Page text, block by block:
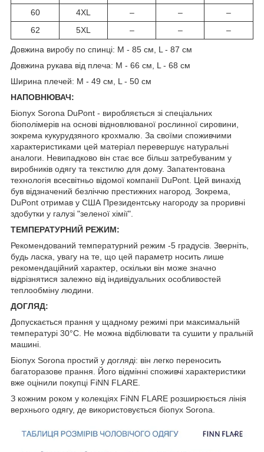
60
4XL – –
–
62
5XL – – –
Довжина виробу по спинці: M - 85 см, L - 87 см
Довжина рукава від плеча: M - 66 см, L - 68 см
Ширина плечей: M - 49 см, L - 50 см
НАПОВНЮВАЧ:
Біопух Sorona DuPont - виробляється зі спеціальних
біополімерів на основі відновлюваної рослинної сировини,
зокрема кукурудзяного крохмалю. За своїми споживчими
характеристиками цей матеріал перевершує натуральні
аналоги. Невипадково він стає все більш затребуваним у
виробників одягу та текстилю для дому. Запатентована
технологія всесвітньо відомої компанії DuPont. Цей винахід
був відзначений безліччю престижних нагород. Зокрема,
DuPont отримав у США Президентську нагороду за проривні
здобутки у галузі "зеленої хімії".
ТЕМПЕРАТУРНИЙ РЕЖИМ:
Рекомендований температурний режим -5 градусів. Зверніть,
будь ласка, увагу на те, що цей параметр носить лише
рекомендаційний характер, оскільки він може значно
відрізнятися залежно від індивідуальних особливостей
теплообміну людини.
ДОГЛЯД:
Допускається прання у щадному режимі при максимальній
температурі 30°C. Не можна відбілювати та сушити у пральній
машині.
Біопух Sorona простий у догляді: він легко переносить
багаторазове прання. Його відмінні споживчі характеристики
вже оцінили покупці FiNN FLARE.
З кожним роком у колекціях FiNN FLARE розширюється лінія
верхнього одягу, де використовується біопух Sorona.